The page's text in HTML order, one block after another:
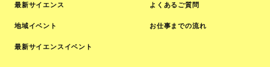
最新サイエンス
地域イベント
最新サイエンスイベント
よくあるご質問
お仕事までの流れ